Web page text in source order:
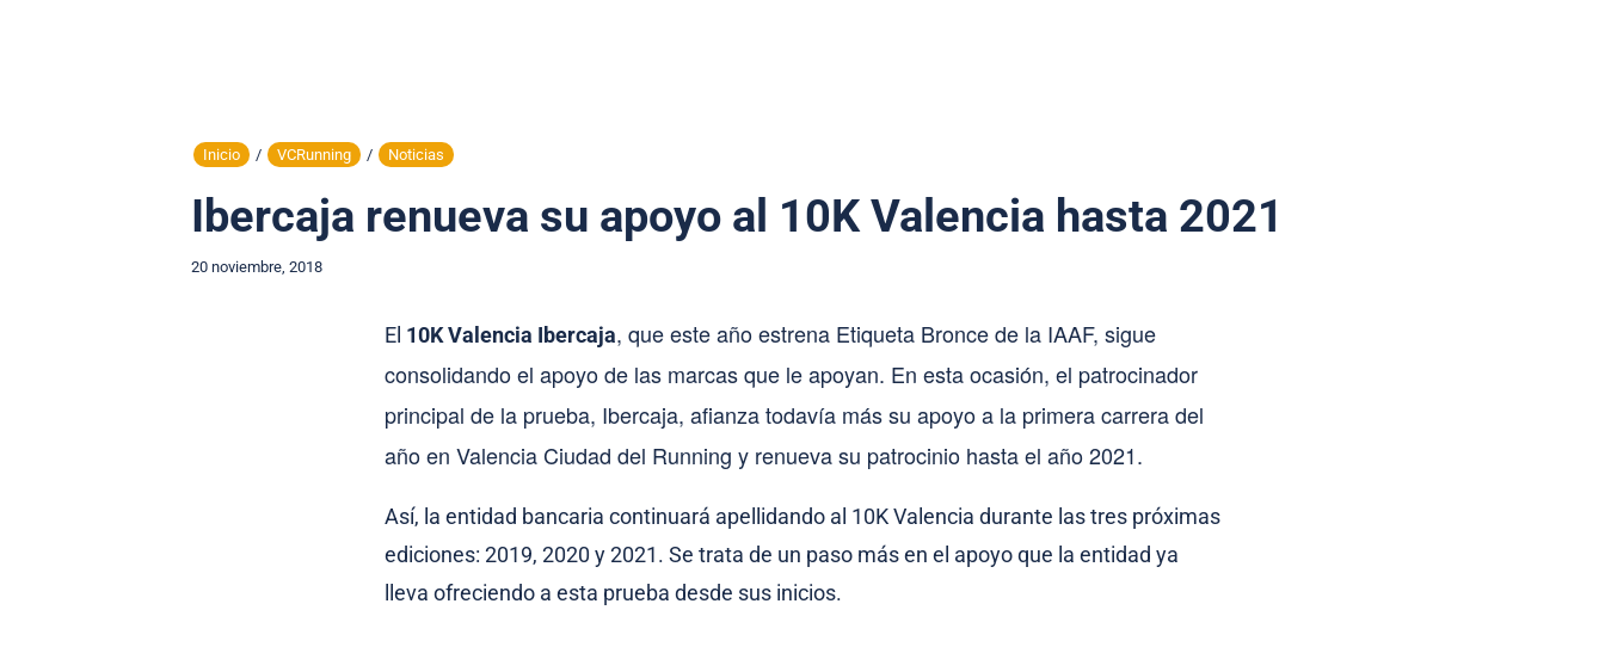
Inicio / VCRunning / Noticias
Ibercaja renueva su apoyo al 10K Valencia hasta 2021
20 noviembre, 2018
El 10K Valencia Ibercaja, que este año estrena Etiqueta Bronce de la IAAF, sigue
consolidando el apoyo de las marcas que le apoyan. En esta ocasión, el patrocinador
principal de la prueba, Ibercaja, afianza todavía más su apoyo a la primera carrera del
año en Valencia Ciudad del Running y renueva su patrocinio hasta el año 2021.
Así, la entidad bancaria continuará apellidando al 10K Valencia durante las tres próximas
ediciones: 2019, 2020 y 2021. Se trata de un paso más en el apoyo que la entidad ya
lleva ofreciendo a esta prueba desde sus inicios.